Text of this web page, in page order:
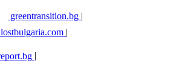
greentransition.bg |
lostbulgaria.com |